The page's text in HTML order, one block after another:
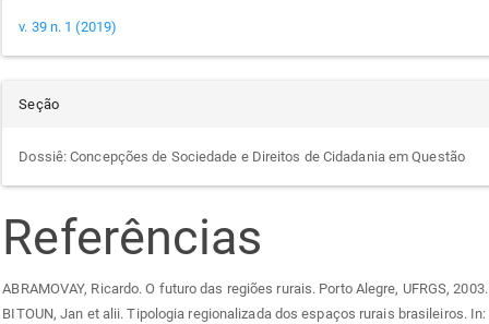
v. 39 n. 1 (2019)
Seção
Dossiê: Concepções de Sociedade e Direitos de Cidadania em Questão
Referências
ABRAMOVAY, Ricardo. O futuro das regiões rurais. Porto Alegre, UFRGS, 2003.
BITOUN, Jan et alii. Tipologia regionalizada dos espaços rurais brasileiros. In: